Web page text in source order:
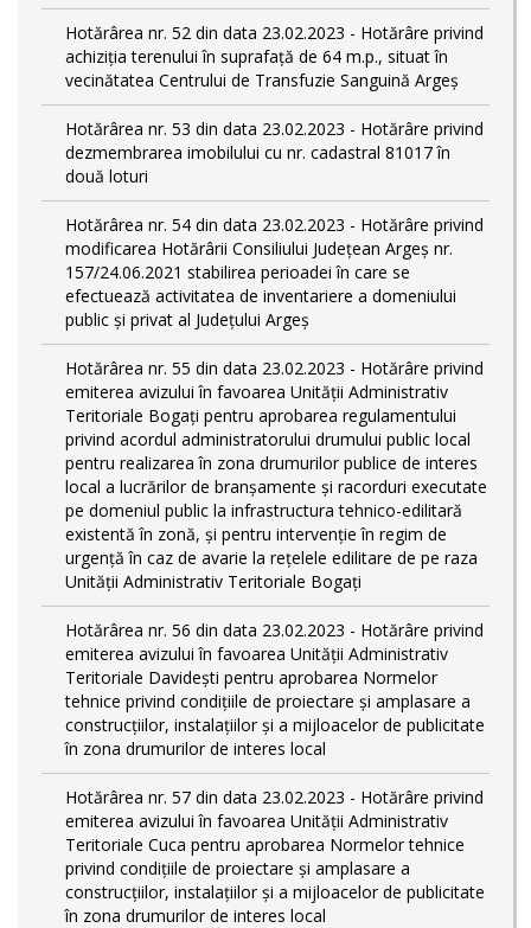
Hotărârea nr. 52 din data 23.02.2023 - Hotărâre privind
achiziția terenului în suprafață de 64 m.p., situat în
vecinătatea Centrului de Transfuzie Sanguină Argeș
Hotărârea nr. 53 din data 23.02.2023 - Hotărâre privind
dezmembrarea imobilului cu nr. cadastral 81017 în
două loturi
Hotărârea nr. 54 din data 23.02.2023 - Hotărâre privind
modificarea Hotărârii Consiliului Județean Argeș nr.
157/24.06.2021 stabilirea perioadei în care se
efectuează activitatea de inventariere a domeniului
public şi privat al Judeţului Argeş
Hotărârea nr. 55 din data 23.02.2023 - Hotărâre privind
emiterea avizului în favoarea Unității Administrativ
Teritoriale Bogați pentru aprobarea regulamentului
privind acordul administratorului drumului public local
pentru realizarea în zona drumurilor publice de interes
local a lucrărilor de branșamente și racorduri executate
pe domeniul public la infrastructura tehnico-edilitară
existentă în zonă, și pentru intervenție în regim de
urgență în caz de avarie la rețelele edilitare de pe raza
Unității Administrativ Teritoriale Bogați
Hotărârea nr. 56 din data 23.02.2023 - Hotărâre privind
emiterea avizului în favoarea Unității Administrativ
Teritoriale Davidești pentru aprobarea Normelor
tehnice privind condiţiile de proiectare şi amplasare a
construcţiilor, instalaţiilor şi a mijloacelor de publicitate
în zona drumurilor de interes local
Hotărârea nr. 57 din data 23.02.2023 - Hotărâre privind
emiterea avizului în favoarea Unității Administrativ
Teritoriale Cuca pentru aprobarea Normelor tehnice
privind condiţiile de proiectare şi amplasare a
construcţiilor, instalaţiilor şi a mijloacelor de publicitate
în zona drumurilor de interes local